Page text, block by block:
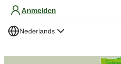
Anmelden
Nederlands